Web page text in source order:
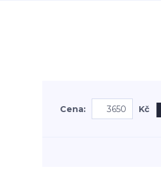
Cena: Kč